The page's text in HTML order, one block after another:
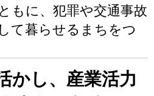
もに、犯罪や交通事故
て暮らせるまちをつ
かし、産業活力